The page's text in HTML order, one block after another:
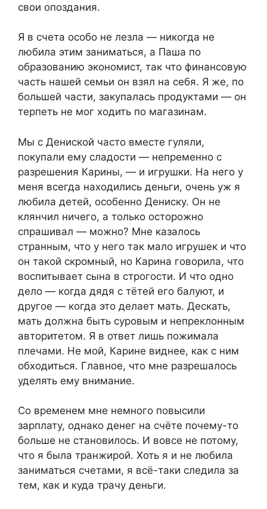
свои опоздания.
Я в счета особо не лезла — никогда не
любила этим заниматься, а Паша по
образованию экономист, так что финансовую
часть нашей семьи он взял на себя. Я же, по
большей части, закупалась продуктами — он
терпеть не мог ходить по магазинам.
Мы с Дениской часто вместе гуляли,
покупали ему сладости — непременно с
разрешения Карины, — и игрушки. На него у
меня всегда находились деньги, очень уж я
любила детей, особенно Дениску. Он не
клянчил ничего, а только осторожно
спрашивал — можно? Мне казалось
странным, что у него так мало игрушек и что
он такой скромный, но Карина говорила, что
воспитывает сына в строгости. И что одно
дело — когда дядя с тётей его балуют, и
другое — когда это делает мать. Дескать,
мать должна быть суровым и непреклонным
авторитетом. Я в ответ лишь пожимала
плечами. Не мой, Карине виднее, как с ним
обходиться. Главное, что мне разрешалось
уделять ему внимание.
Со временем мне немного повысили
зарплату, однако денег на счёте почему-то
больше не становилось. И вовсе не потому,
что я была транжирой. Хоть я и не любила
заниматься счетами, я всё-таки следила за
тем, как и куда трачу деньги.